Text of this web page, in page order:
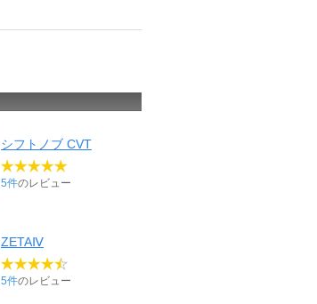
シフトノブ CVT
5件のレビュー
ZETAⅣ
5件のレビュー